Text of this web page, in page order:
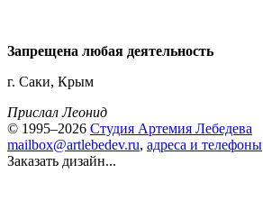
Запрещена любая деятельность
г. Саки, Крым
Прислал Леонид
© 1995–2026 Студия Артемия Лебедева
mailbox@artlebedev.ru, адреса и телефоны
Заказать дизайн...